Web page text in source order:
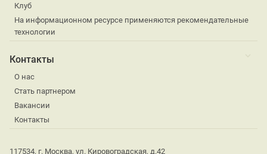
Клуб
На информационном ресурсе применяются рекомендательные
технологии
Контакты
О нас
Стать партнером
Вакансии
Контакты
117534, г. Москва, ул. Кировоградская, д.42